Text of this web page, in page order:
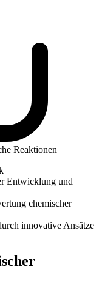
Reaktionen
Entwicklung und
chemischer
innovative Ansätze